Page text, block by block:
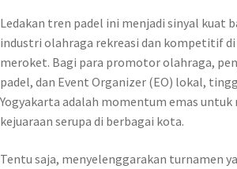
Ledakan tren padel ini menjadi sinyal kuat
industri olahraga rekreasi dan kompetitif di
meroket. Bagi para promotor olahraga,
padel, dan Event Organizer (EO) lokal,
Yogyakarta adalah momentum emas
kejuaraan serupa di berbagai kota.
Tentu saja, menyelenggarakan turnamen